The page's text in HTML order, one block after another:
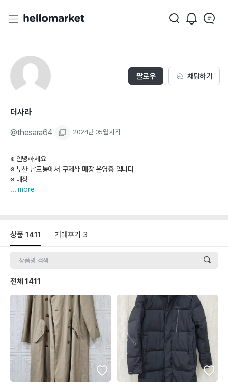
더사라
@thesara64 2024년 05월 시작
팔로우 채팅하기
※ 안녕하세요
※ 부산 남포동에서 구제샵 매장 운영중 입니다
※ 매장
... more
상품 1411 거래후기 3
전체 1411